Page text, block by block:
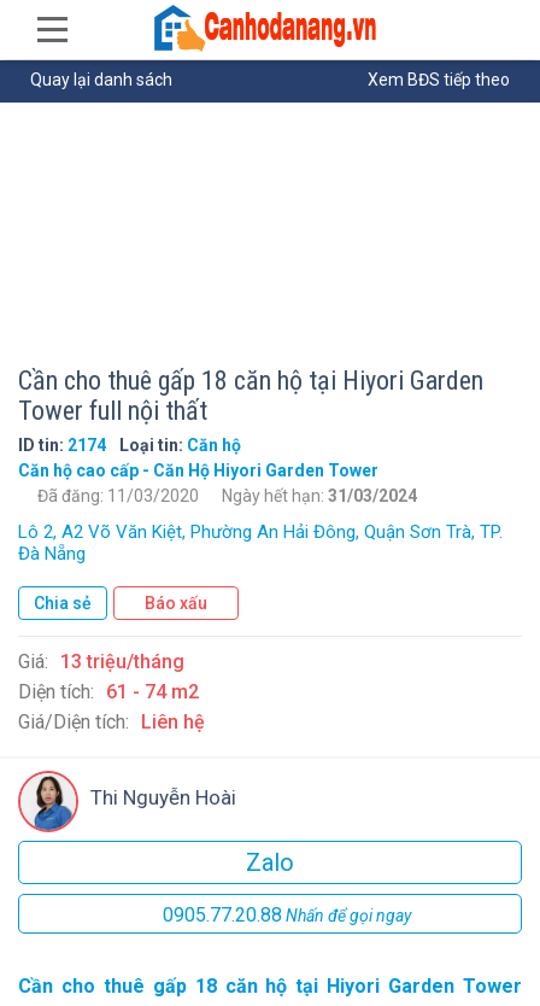
Quay lại danh sách Xem BĐS tiếp theo
Cần cho thuê gấp 18 căn hộ tại Hiyori Garden
Tower full nội thất
ID tin: 2174 Loại tin: Căn hộ
Căn hộ cao cấp - Căn Hộ Hiyori Garden Tower
Đã đăng: 11/03/2020
Ngày hết hạn: 31/03/2024
Lô 2, A2 Võ Văn Kiệt, Phường An Hải Đông, Quận Sơn Trà, TP.
Đà Nẵng
Chia sẻ Báo xấu
Giá:
13 triệu/tháng
Diện tích:
61 - 74 m2
Giá/Diện tích:
Liên hệ
Thi Nguyễn Hoài
Zalo
0905.77.20.88 Nhấn để gọi ngay
Cần cho thuê gấp 18 căn hộ tại Hiyori Garden Tower